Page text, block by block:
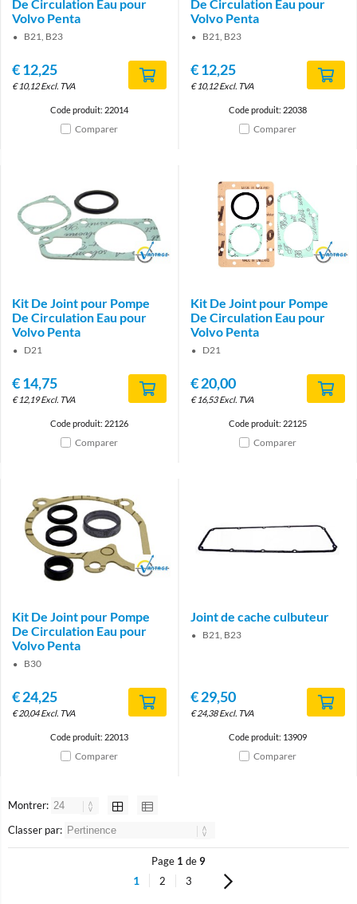
De Circulation Eau pour
Volvo Penta
B21, B23
€12,25
€10,12 Excl. TVA
Code produit: 22014
Comparer
De Circulation Eau pour
Volvo Penta
B21, B23
€12,25
€10,12 Excl. TVA
Code produit: 22038
Comparer
Brand
Kit De Joint pour Pompe
De Circulation Eau pour
Volvo Penta
D21
€14,75
€12,19 Excl. TVA
Code produit: 22126
Comparer
Brand
Kit De Joint pour Pompe
De Circulation Eau pour
Volvo Penta
D21
€20,00
€16,53 Excl. TVA
Code produit: 22125
Comparer
Brand
Kit De Joint pour Pompe
De Circulation Eau pour
Volvo Penta
B30
€24,25
€20,04 Excl. TVA
Code produit: 22013
Comparer
Joint de cache culbuteur
B21, B23
€29,50
€24,38 Excl. TVA
Code produit: 13909
Comparer
Montrer:
Classer par:
Page 1 de9
1 2 3